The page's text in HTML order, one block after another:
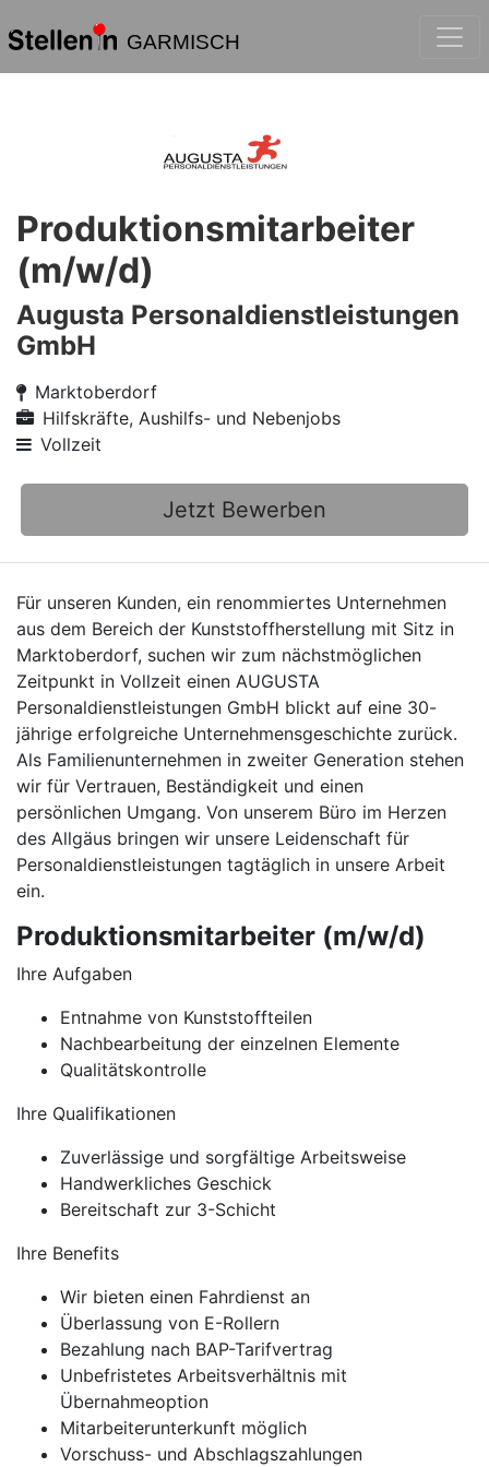
GARMISCH
Produktionsmitarbeiter
(m/w/d)
Augusta Personaldienstleistungen
GmbH
Marktoberdorf
Hilfskräfte, Aushilfs- und Nebenjobs
Vollzeit
Jetzt Bewerben
Für unseren Kunden, ein renommiertes Unternehmen
aus dem Bereich der Kunststoffherstellung mit Sitz in
Marktoberdorf, suchen wir zum nächstmöglichen
Zeitpunkt in Vollzeit einen AUGUSTA
Personaldienstleistungen GmbH blickt auf eine 30-
jährige erfolgreiche Unternehmensgeschichte zurück.
Als Familienunternehmen in zweiter Generation stehen
wir für Vertrauen, Beständigkeit und einen
persönlichen Umgang. Von unserem Büro im Herzen
des Allgäus bringen wir unsere Leidenschaft für
Personaldienstleistungen tagtäglich in unsere Arbeit
ein.
Produktionsmitarbeiter (m/w/d)
Ihre Aufgaben
Entnahme von Kunststoffteilen
Nachbearbeitung der einzelnen Elemente
Qualitätskontrolle
Ihre Qualifikationen
Zuverlässige und sorgfältige Arbeitsweise
Handwerkliches Geschick
Bereitschaft zur 3-Schicht
Ihre Benefits
Wir bieten einen Fahrdienst an
Überlassung von E-Rollern
Bezahlung nach BAP-Tarifvertrag
Unbefristetes Arbeitsverhältnis mit
Übernahmeoption
Mitarbeiterunterkunft möglich
Vorschuss- und Abschlagszahlungen